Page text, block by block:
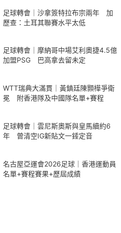
足球轉會｜沙拿簽特拉布宗兩年 加
歷查：土耳其聯賽水平太低
足球轉會｜摩納哥中場艾利奧捷4.5億
加盟PSG 巴高拿去留未定
WTT瑞典大滿貫｜黃鎮廷陳顥樺爭衛
冕 附香港隊及中國隊名單+賽程
足球轉會｜雲尼斯奧斯與皇馬續約6
年 曾清空IG新貼文一錘定音
名古屋亞運會2026足球｜香港運動員
名單+賽程賽果+歷屆成績